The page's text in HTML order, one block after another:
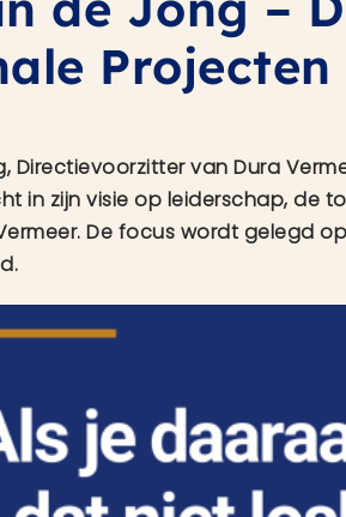
Projecten
Directievoorzitter van Dura
in zijn visie op leiderschap, de
De focus wordt gelegd